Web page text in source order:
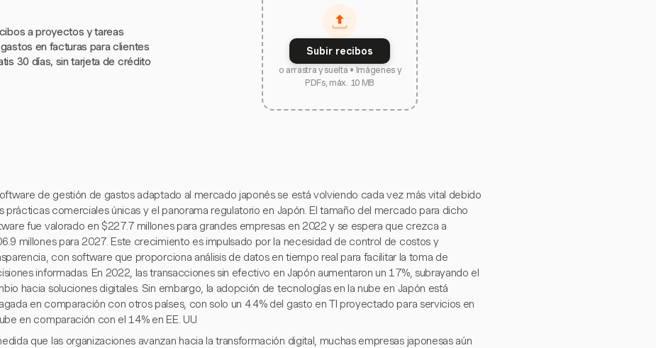
a proyectos y tareas
en facturas para clientes
30 días, sin tarjeta de crédito
Subir recibos
o arrastra y suelta • Imágenes y
PDFs, máx. 10 MB
de gestión de gastos adaptado al mercado japonés se está volviendo cada vez más vital debido
prácticas comerciales únicas y el panorama regulatorio en Japón. El tamaño del mercado para dicho
fue valorado en $227.7 millones para grandes empresas en 2022 y se espera que crezca a
millones para 2027. Este crecimiento es impulsado por la necesidad de control de costos y
con software que proporciona análisis de datos en tiempo real para facilitar la toma de
informadas. En 2022, las transacciones sin efectivo en Japón aumentaron un 17%, subrayando el
hacia soluciones digitales. Sin embargo, la adopción de tecnologías en la nube en Japón está
en comparación con otros países, con solo un 4.4% del gasto en TI proyectado para servicios en
en comparación con el 14% en EE. UU.
que las organizaciones avanzan hacia la transformación digital, muchas empresas japonesas aún